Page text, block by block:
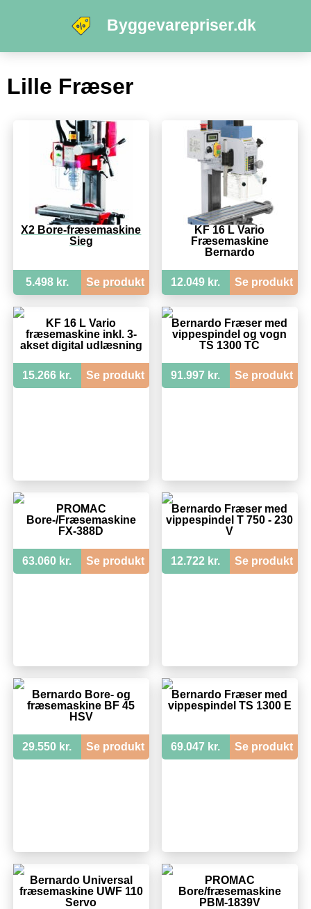
Byggevarepriser.dk
Lille Fræser
X2 Bore-fræsemaskine
Sieg
5.498 kr. Se produkt
KF 16 L Vario
Fræsemaskine
Bernardo
12.049 kr. Se produkt
KF 16 L Vario
fræsemaskine inkl. 3-
akset digital udlæsning
15.266 kr. Se produkt
Bernardo Fræser med
vippespindel og vogn
TS 1300 TC
91.997 kr. Se produkt
PROMAC
Bore-/Fræsemaskine
FX-388D
63.060 kr. Se produkt
Bernardo Fræser med
vippespindel T 750 - 230
V
12.722 kr. Se produkt
Bernardo Bore- og
fræsemaskine BF 45
HSV
29.550 kr. Se produkt
Bernardo Fræser med
vippespindel TS 1300 E
69.047 kr. Se produkt
Bernardo Universal
fræsemaskine UWF 110
Servo
PROMAC
Bore/fræsemaskine
PBM-1839V